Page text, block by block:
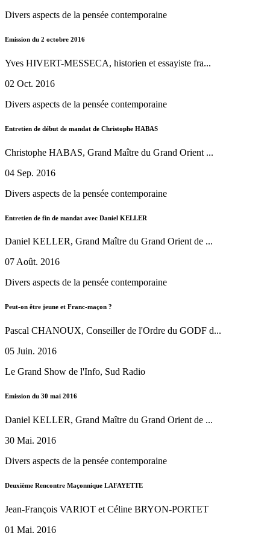
Divers aspects de la pensée contemporaine
Emission du 2 octobre 2016
Yves HIVERT-MESSECA, historien et essayiste fra...
02 Oct. 2016
Divers aspects de la pensée contemporaine
Entretien de début de mandat de Christophe HABAS
Christophe HABAS, Grand Maître du Grand Orient ...
04 Sep. 2016
Divers aspects de la pensée contemporaine
Entretien de fin de mandat avec Daniel KELLER
Daniel KELLER, Grand Maître du Grand Orient de ...
07 Août. 2016
Divers aspects de la pensée contemporaine
Peut-on être jeune et Franc-maçon ?
Pascal CHANOUX, Conseiller de l'Ordre du GODF d...
05 Juin. 2016
Le Grand Show de l'Info, Sud Radio
Emission du 30 mai 2016
Daniel KELLER, Grand Maître du Grand Orient de ...
30 Mai. 2016
Divers aspects de la pensée contemporaine
Deuxième Rencontre Maçonnique LAFAYETTE
Jean-François VARIOT et Céline BRYON-PORTET
01 Mai. 2016